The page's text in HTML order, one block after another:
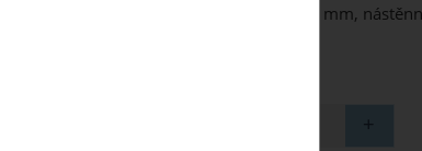
délky 295 x 2600 mm, tloušťka 7 mm,